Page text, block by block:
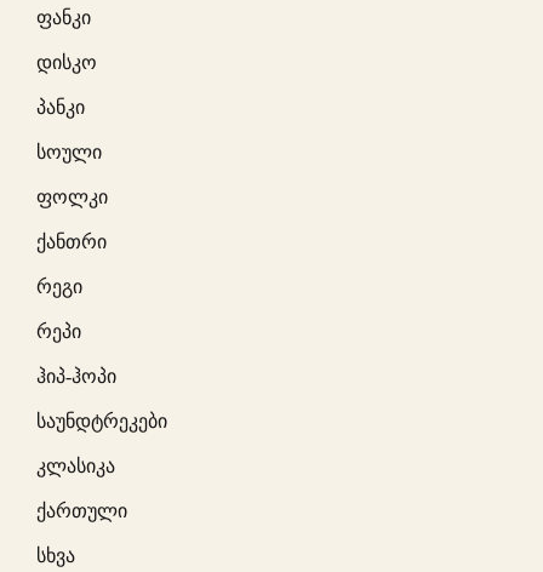
ფანკი
დისკო
პანკი
სოული
ფოლკი
ქანთრი
რეგი
რეპი
ჰიპ-ჰოპი
საუნდტრეკები
კლასიკა
ქართული
სხვა